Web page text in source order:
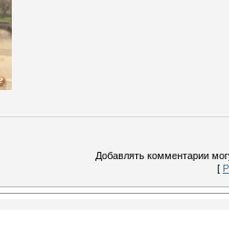
Добавлять комментарии
[